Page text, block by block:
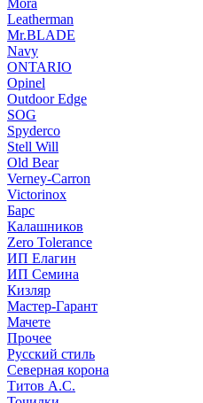
Mora
Leatherman
Mr.BLADE
Navy
ONTARIO
Opinel
Outdoor Edge
SOG
Spyderco
Stell Will
Old Bear
Verney-Carron
Victorinox
Барс
Калашников
Zero Tolerance
ИП Елагин
ИП Семина
Кизляр
Мастер-Гарант
Мачете
Прочее
Русский стиль
Северная корона
Титов А.С.